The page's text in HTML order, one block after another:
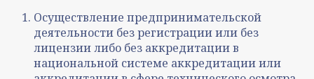
Осуществление предпринимательской
деятельности без регистрации или без
лицензии либо без аккредитации в
национальной системе аккредитации или